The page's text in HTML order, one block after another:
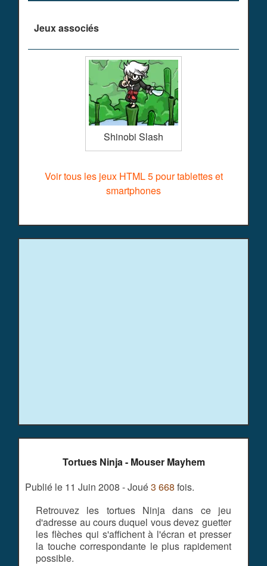
Jeux associés
Shinobi Slash
Voir tous les jeux HTML 5 pour tablettes et
smartphones
Tortues Ninja - Mouser Mayhem
Publié le 11 Juin 2008 - Joué3 668 fois.
Retrouvez les tortues Ninja dans ce jeu
d'adresse au cours duquel vous devez guetter
les flèches qui s'affichent à l'écran et presser
la touche correspondante le plus rapidement
possible.